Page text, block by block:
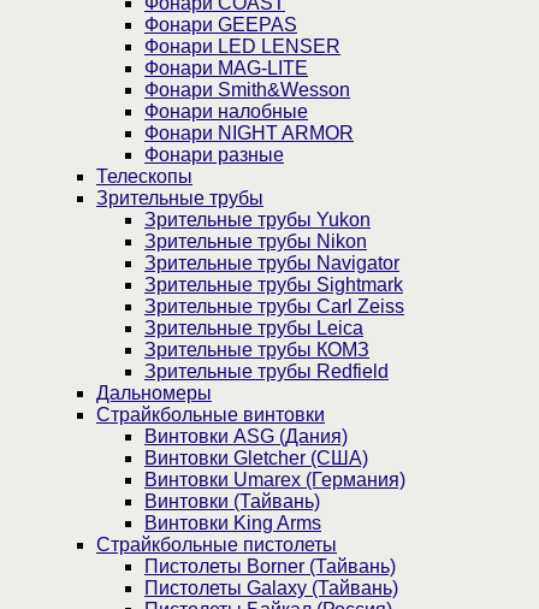
Фонари GEEPAS
Фонари LED LENSER
Фонари MAG-LITE
Фонари Smith&Wesson
Фонари налобные
Фонари NIGHT ARMOR
Фонари разные
Телескопы
Зрительные трубы
Зрительные трубы Yukon
Зрительные трубы Nikon
Зрительные трубы Navigator
Зрительные трубы Sightmark
Зрительные трубы Carl Zeiss
Зрительные трубы Leica
Зрительные трубы КОМЗ
Зрительные трубы Redfield
Дальномеры
Страйкбольные винтовки
Винтовки ASG (Дания)
Винтовки Gletcher (США)
Винтовки Umarex (Германия)
Винтовки (Тайвань)
Винтовки King Arms
Страйкбольные пистолеты
Пистолеты Borner (Тайвань)
Пистолеты Galaxy (Тайвань)